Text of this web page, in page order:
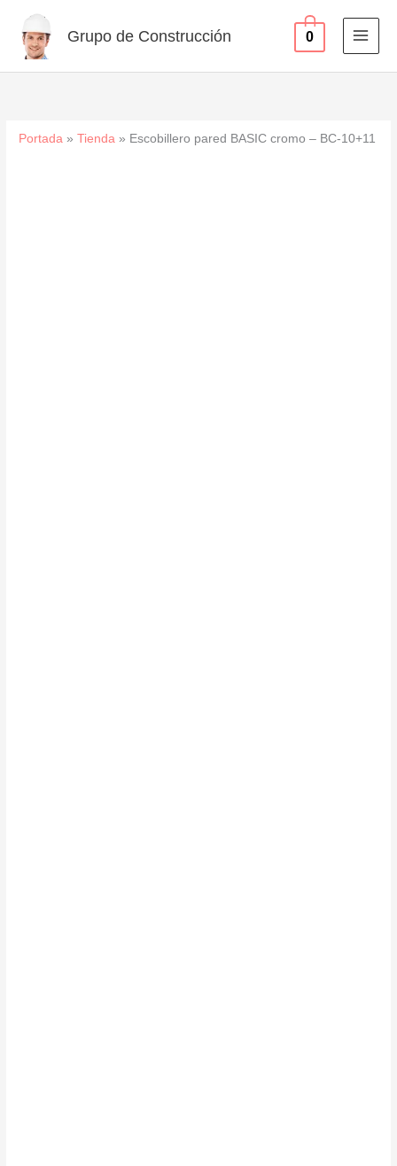
contenido
Grupo de Construcción 0
Portada »Tienda » Escobillero pared BASIC cromo – BC-10+11
10+11
cantidad